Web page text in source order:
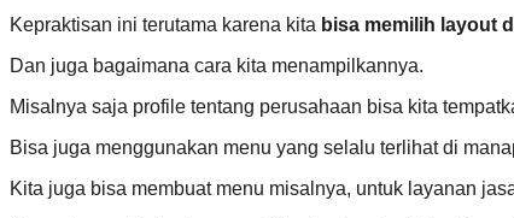
Kepraktisan ini terutama karena kita bisa memilih layout
Dan juga bagaimana cara kita menampilkannya.
Misalnya saja profile tentang perusahaan bisa kita
Bisa juga menggunakan menu yang selalu terlihat di
Kita juga bisa membuat menu misalnya, untuk layanan